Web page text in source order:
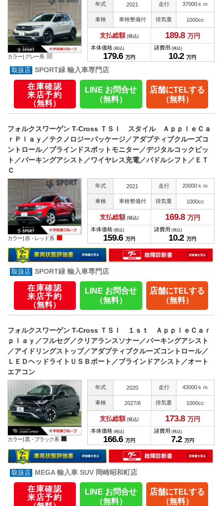
カラー | グレー系
年式 2021 走行 37000ｋｍ
車検 車検整備付 排気量 1000cc
支払総額 (税込) 189.8 万円
本体価格 (税込)
179.6 万円
諸費用 (税込)
10.2 万円
SPORT緑 輸入車専門店
在庫確認
来店予約
（無料）
LINE お問合せ
（無料）
店舗にTELする
（無料）
フォルクスワーゲン T-Cross ＴＳＩ スタイル ＡｐｐｌｅＣａ
ｒＰｌａｙ／テクノロジーパッケージ／アダプティブクルーズコ
ントロール／ブラインドスポットモニター／デジタルコックピッ
ト／パーキングアシスト／ワイヤレス充電／パドルシフト／ＥＴ
Ｃ
カラー |赤・レッド系
年式 2021 走行 20000ｋｍ
車検 車検整備付 排気量 1000cc
支払総額 (税込) 169.8 万円
本体価格 (税込)
159.6 万円
諸費用 (税込)
10.2 万円
SPORT緑 輸入車専門店
在庫確認
来店予約
（無料）
LINE お問合せ
（無料）
店舗にTELする
（無料）
フォルクスワーゲン T-Cross ＴＳＩ １ｓｔ ＡｐｐｌｅＣａｒ
ｐｌａｙ／フルセグ／クリアランスソナー／パーキングアシスト
／アイドリングストップ／アダプティブクルーズコントロール／
ＬＥＤヘッドライトＵＳＢポート／ブラインドアシスト／オート
エアコン
カラー |黒・ブラック系
年式 2020 走行 43000ｋｍ
車検 2027/6 排気量 1000cc
支払総額 (税込) 173.8 万円
本体価格 (税込)
166.6 万円
諸費用 (税込)
7.2 万円
MEGA 輸入車 SUV 岡崎昭和町店
在庫確認
来店予約
LINE お問合せ
（無料）
店舗にTELする
（無料）